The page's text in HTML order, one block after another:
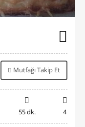
Mutfağı Takip Et
55 dk. 4